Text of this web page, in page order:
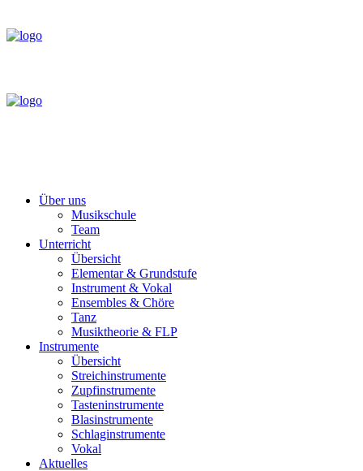
Über uns
Musikschule
Team
Unterricht
Übersicht
Elementar & Grundstufe
Instrument & Vokal
Ensembles & Chöre
Tanz
Musiktheorie & FLP
Instrumente
Übersicht
Streichinstrumente
Zupfinstrumente
Tasteninstrumente
Blasinstrumente
Schlaginstrumente
Vokal
Aktuelles